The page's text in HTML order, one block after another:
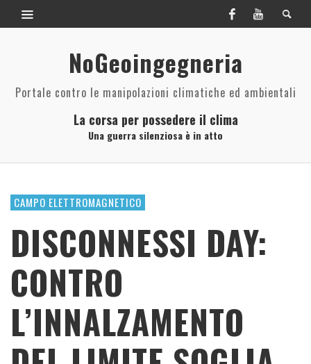
NoGeoingegneria
Portale contro le manipolazioni climatiche ed ambientali
La corsa per possedere il clima
Una guerra silenziosa è in atto
CAMPO ELETTROMAGNETICO
DISCONNESSI DAY:
CONTRO
L’INNALZAMENTO